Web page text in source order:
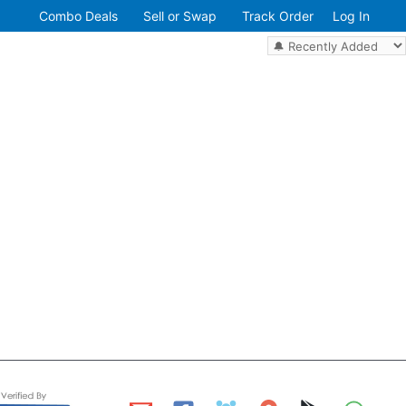
Combo Deals Sell or Swap Track Order Log In